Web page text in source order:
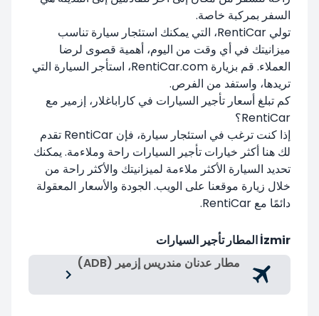
السفر بمركبة خاصة.
تولي RentiCar، التي يمكنك استئجار سيارة تناسب
ميزانيتك في أي وقت من اليوم، أهمية قصوى لرضا
العملاء. قم بزيارة RentiCar.com، استأجر السيارة التي
تريدها، واستفد من الفرص.
كم تبلغ أسعار تأجير السيارات في كاراباغلار، إزمير مع
RentiCar؟
إذا كنت ترغب في استئجار سيارة، فإن RentiCar تقدم
لك هنا أكثر خيارات تأجير السيارات راحة وملاءمة. يمكنك
تحديد السيارة الأكثر ملاءمة لميزانيتك والأكثر راحة من
خلال زيارة موقعنا على الويب. الجودة والأسعار المعقولة
دائمًا مع RentiCar.
İzmir المطار تأجير السيارات
مطار عدنان مندريس إزمير (ADB)